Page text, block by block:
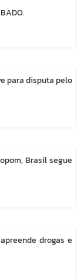
para disputa pelo
Brasil segue
drogas e